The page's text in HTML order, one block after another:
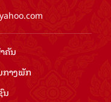
ຄັນ​
ກາງ​ພັກ
ນ